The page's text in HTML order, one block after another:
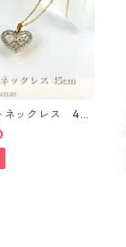
ネックレス 45c